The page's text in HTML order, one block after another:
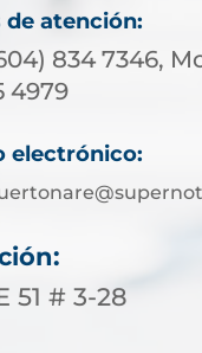
de atención:
834 7346,
4979
electrónico:
51 # 3-28